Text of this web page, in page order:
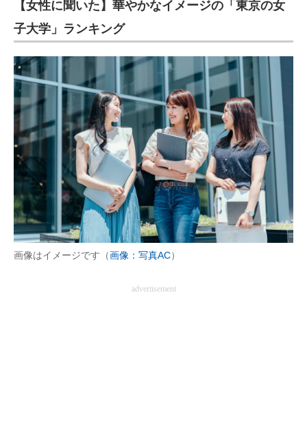
【女性に聞いた】華やかなイメージの「東京の女
子大学」ランキング
画像はイメージです（画像：写真AC）
advertisement